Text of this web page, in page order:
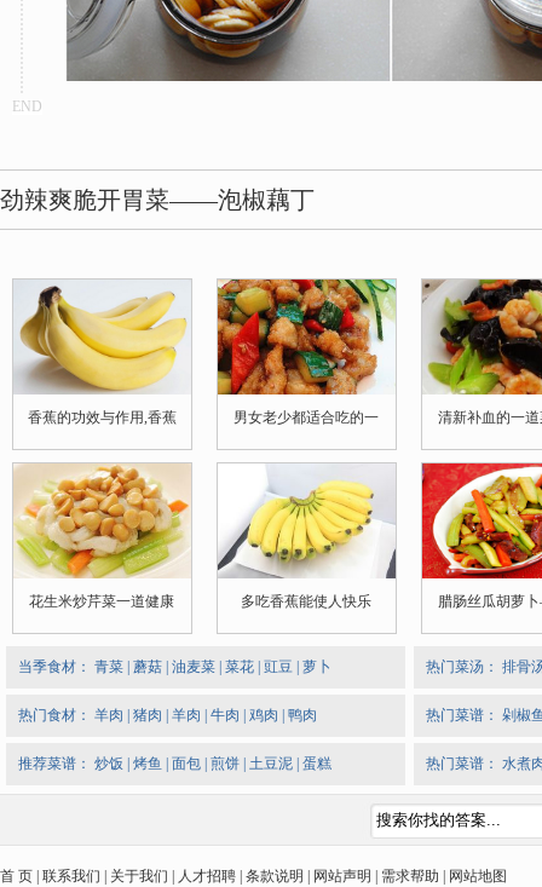
END
劲辣爽脆开胃菜——泡椒藕丁
香蕉的功效与作用,香蕉 男女老少都适合吃的一 清新补血的一
花生米炒芹菜一道健康 多吃香蕉能使人快乐 腊肠丝瓜胡萝
当季食材： 青菜 | 蘑菇 | 油麦菜 | 菜花 | 豇豆 | 萝卜
热门食材： 羊肉 | 猪肉 | 羊肉 | 牛肉 | 鸡肉 | 鸭肉
推荐菜谱： 炒饭 | 烤鱼 | 面包 | 煎饼 | 土豆泥 | 蛋糕
热门菜汤： 排骨
热门菜谱： 剁椒
热门菜谱： 水煮
首 页 | 联系我们 | 关于我们 | 人才招聘 | 条款说明 | 网站声明 | 需求帮助 | 网站地图